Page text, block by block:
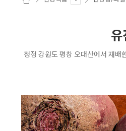
유
청정 강원도 평창 오대산에서 재배